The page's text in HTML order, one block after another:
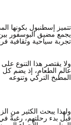
تتميز إسطنبول بكونها
يجمع مضيق البوسفور بين
تجربة سياحية وثقافية
ولا يقتصر هذا التنوع
عالم الطعام، إذ يضم
المطبخ التركي وتنوعه
ولهذا يبحث الكثير من
قبل بدء رحلتهم، رغبةً